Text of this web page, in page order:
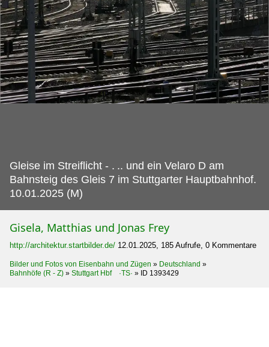
Gleise im Streiflicht - . .. und ein Velaro D am
Bahnsteig des Gleis 7 im Stuttgarter Hauptbahnhof.
10.01.2025 (M)
Gisela, Matthias und Jonas Frey
http://architektur.startbilder.de/ 12.01.2025, 185 Aufrufe, 0 Kommentare
Bilder und Fotos von Eisenbahn und Zügen » Deutschland »
Bahnhöfe (R - Z) » Stuttgart Hbf ·TS· » ID 1393429